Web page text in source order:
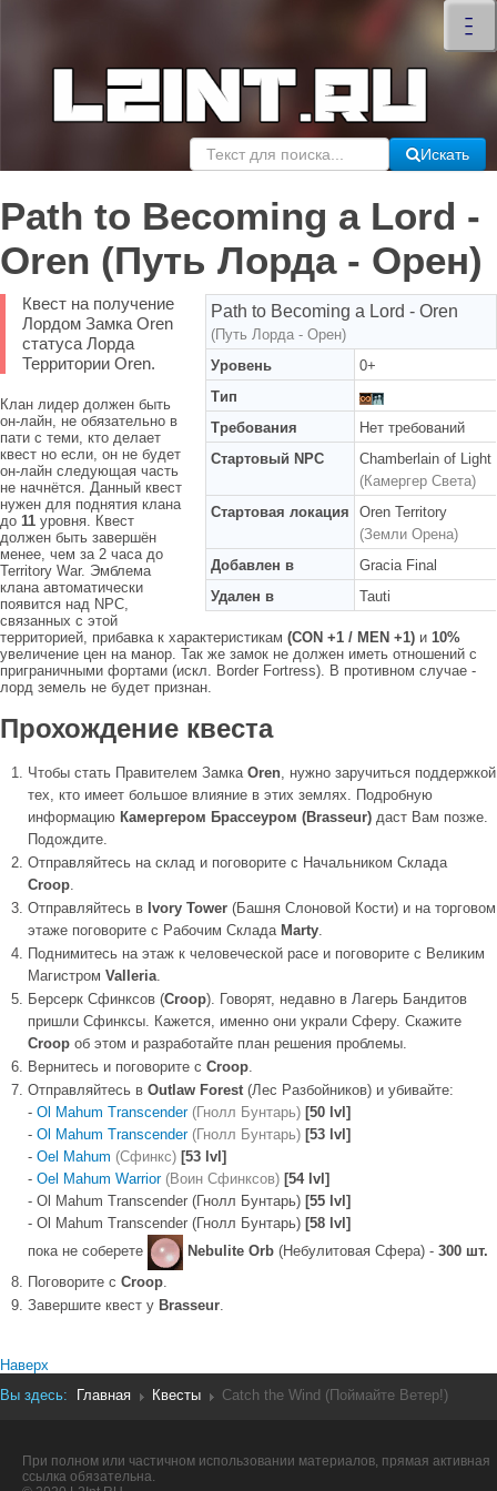
–
–
–
×
Искать
Path to Becoming a Lord -
Oren (Путь Лорда - Орен)
Path to Becoming a Lord - Oren
(Путь Лорда - Орен)
Уровень
0+
Тип
Требования
Нет требований
Стартовый NPC
Chamberlain of Light
(Камергер Света)
Стартовая локация
Oren Territory
(Земли Орена)
Добавлен в
Gracia Final
Удален в
Tauti
Квест на получение
Лордом Замка Oren
статуса Лорда
Территории Oren.
Клан лидер должен быть
он-лайн, не обязательно в
пати с теми, кто делает
квест но если, он не будет
он-лайн следующая часть
не начнётся. Данный квест
нужен для поднятия клана
до 11 уровня. Квест
должен быть завершён
менее, чем за 2 часа до
Territory War. Эмблема
клана автоматически
появится над NPC,
связанных с этой
территорией, прибавка к характеристикам (CON +1 / MEN +1) и 10%
увеличение цен на манор. Так же замок не должен иметь отношений с
приграничными фортами (искл. Border Fortress). В противном случае -
лорд земель не будет признан.
Прохождение квеста
Чтобы стать Правителем Замка Oren, нужно заручиться поддержкой
тех, кто имеет большое влияние в этих землях. Подробную
информацию Камергером Брассеуром (Brasseur) даст Вам позже.
Подождите.
Отправляйтесь на склад и поговорите с Начальником Склада
Croop.
Отправляйтесь в Ivory Tower (Башня Слоновой Кости) и на торговом
этаже поговорите с Рабочим Склада Marty.
Поднимитесь на этаж к человеческой расе и поговорите с Великим
Магистром Valleria.
Берсерк Сфинксов (Croop). Говорят, недавно в Лагерь Бандитов
пришли Сфинксы. Кажется, именно они украли Сферу. Скажите
Croop об этом и разработайте план решения проблемы.
Вернитесь и поговорите с Croop.
Отправляйтесь в Outlaw Forest(Лес Разбойников) и убивайте:
- Ol Mahum Transcender (Гнолл Бунтарь) [50 lvl]
- Ol Mahum Transcender (Гнолл Бунтарь) [53 lvl]
- Oel Mahum (Сфинкс) [53 lvl]
- Oel Mahum Warrior (Воин Сфинксов) [54 lvl]
- Ol Mahum Transcender (Гнолл Бунтарь) [55 lvl]
- Ol Mahum Transcender (Гнолл Бунтарь) [58 lvl]
пока не соберете
Nebulite Orb (Небулитовая Сфера) - 300 шт.
Поговорите с Croop.
Завершите квест у Brasseur.
Наверх
Вы здесь:
Главная Квесты Catch the Wind (Поймайте Ветер!)
При полном или частичном использовании материалов, прямая активная
ссылка обязательна.